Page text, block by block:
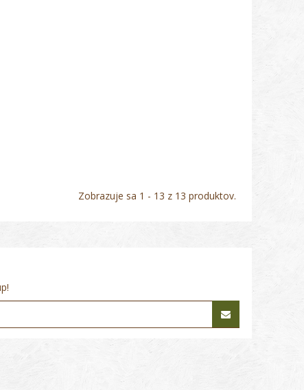
Zobrazuje sa 1 - 13 z 13 produktov.